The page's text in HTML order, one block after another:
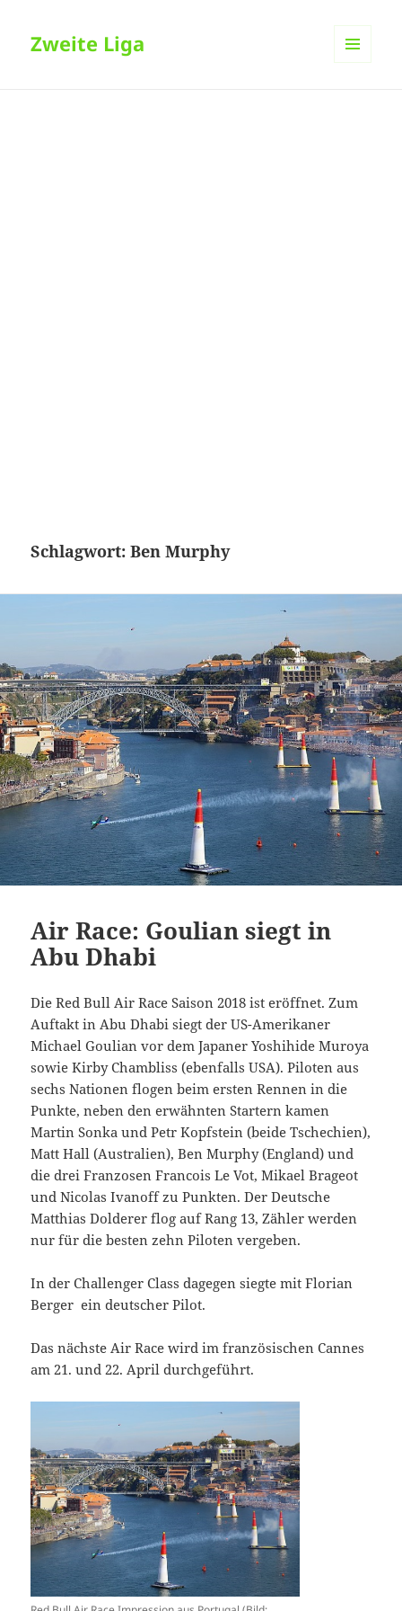
Zweite Liga
Schlagwort:Ben Murphy
Air Race: Goulian siegt in
Abu Dhabi
Die Red Bull Air Race Saison 2018 ist eröffnet. Zum
Auftakt in Abu Dhabi siegt der US-Amerikaner
Michael Goulian vor dem Japaner Yoshihide Muroya
sowie Kirby Chambliss (ebenfalls USA). Piloten aus
sechs Nationen flogen beim ersten Rennen in die
Punkte, neben den erwähnten Startern kamen
Martin Sonka und Petr Kopfstein (beide Tschechien),
Matt Hall (Australien), Ben Murphy (England) und
die drei Franzosen Francois Le Vot, Mikael Brageot
und Nicolas Ivanoff zu Punkten. Der Deutsche
Matthias Dolderer flog auf Rang 13, Zähler werden
nur für die besten zehn Piloten vergeben.
In der Challenger Class dagegen siegte mit Florian
Berger ein deutscher Pilot.
Das nächste Air Race wird im französischen Cannes
am 21. und 22. April durchgeführt.